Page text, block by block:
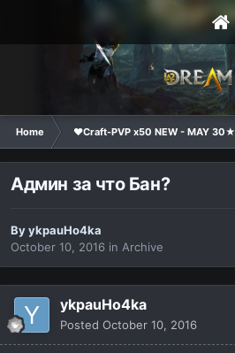
Home ❤Craft-PVP x50 NEW - MAY 30★
Админ за что Бан?
ByykpauHo4ka
October 10, 2016 in Archive
ykpauHo4ka
Posted October 10, 2016